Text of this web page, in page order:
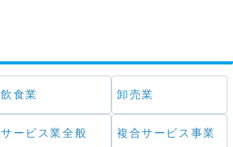
飲食業 卸売業
サービス業全般 複合サービス事業